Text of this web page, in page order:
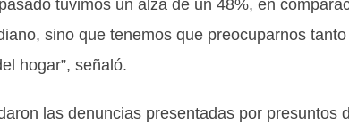
tuvimos un alza de un 48%, en
sino que tenemos que preocuparnos
hogar”, señaló.
las denuncias presentadas por presuntos